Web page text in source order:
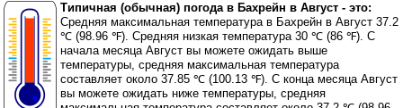
Типичная (обычная) погода в Бахрейн в Август - это:
Средняя максимальная температура в Бахрейн в Август 37.2
℃ (98.96 ℉). Средняя низкая температура 30 ℃ (86 ℉). С
начала месяца Август вы можете ожидать выше
температуры, средняя максимальная температура
составляет около 37.85 ℃ (100.13 ℉). С конца месяца Август
вы можете ожидать ниже температуры, средняя